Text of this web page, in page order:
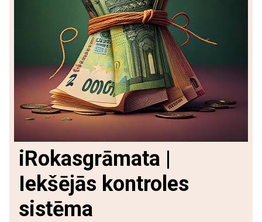
iRokasgrāmata |
Iekšējās kontroles
sistēma